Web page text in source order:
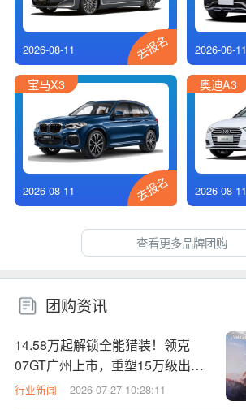
2026-08-11 去报名 2026-08-11
宝马X3
2026-08-11 去报名
奥迪A3
2026-08-11
查看更多品牌团购
团购资讯
14.58万起解锁全能猎装！领克
07GT广州上市，重塑15万级出行
性价比标杆
行业新闻 2026-07-27 10:28:11